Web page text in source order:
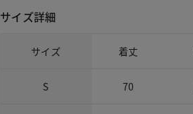
サイズ詳細
サイズ 着丈
S 70